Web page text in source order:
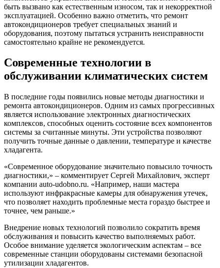
быть вызвано как естественным износом, так и некорректной
эксплуатацией. Особенно важно отметить, что ремонт
автокондиционеров требует специальных знаний и
оборудования, поэтому пытаться устранить неисправности
самостоятельно крайне не рекомендуется.
Современные технологии в
обслуживании климатических систем
В последние годы появились новые методы диагностики и
ремонта автокондиционеров. Одним из самых прогрессивных
является использование электронных диагностических
комплексов, способных оценить состояние всех компонентов
системы за считанные минуты. Эти устройства позволяют
получить точные данные о давлении, температуре и качестве
хладагента.
«Современное оборудование значительно повысило точность
диагностики,» – комментирует Сергей Михайлович, эксперт
компании auto-udobno.ru. «Например, наши мастера
используют инфракрасные камеры для обнаружения утечек,
что позволяет находить проблемные места гораздо быстрее и
точнее, чем раньше.»
Внедрение новых технологий позволило сократить время
обслуживания и повысить качество выполняемых работ.
Особое внимание уделяется экологическим аспектам – все
современные станции оборудованы системами безопасной
утилизации хладагентов.